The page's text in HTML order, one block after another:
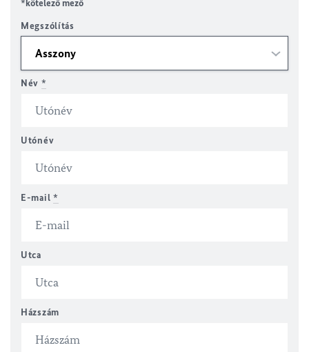
*kötelező mező
Megszólítás
Név *
Utónév
E-mail *
Utca
Házszám